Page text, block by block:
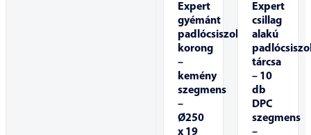
Expert
gyémánt
padlócsiszoló
korong
–
kemény
szegmens
–
Ø250
x 19
Expert
csillag
alakú
tárcsa
– 10
db
DPC
szegmens
–